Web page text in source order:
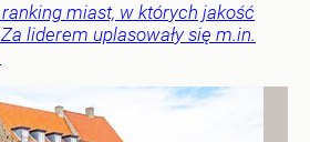
miast, w których jakość
liderem uplasowały się m.in.